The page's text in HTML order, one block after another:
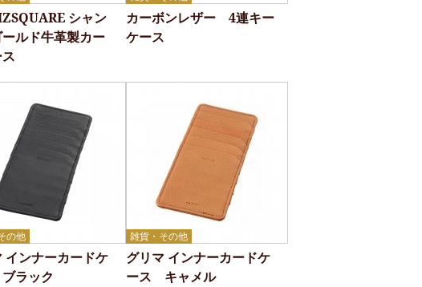
シャン
ルド牛革製カー
カーボンレザー 4連キー
ケース
の他
インナーカードケ
ラック
雑貨・その他
グリマ インナーカードケ
ース キャメル